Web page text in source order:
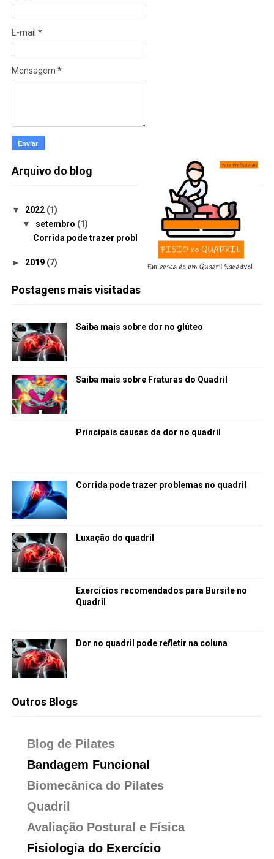
E-mail *
Mensagem *
Arquivo do blog
▼ 2022 (1)
▼ setembro (1)
Corrida pode trazer problemas no quadril
► 2019 (7)
Postagens mais visitadas
Saiba mais sobre dor no glúteo
Saiba mais sobre Fraturas do Quadril
Principais causas da dor no quadril
Corrida pode trazer problemas no quadril
Luxação do quadril
Exercícios recomendados para Bursite no
Quadril
Dor no quadril pode refletir na coluna
Outros Blogs
Blog de Pilates
Bandagem Funcional
Biomecânica do Pilates
Quadril
Avaliação Postural e Física
Fisiologia do Exercício